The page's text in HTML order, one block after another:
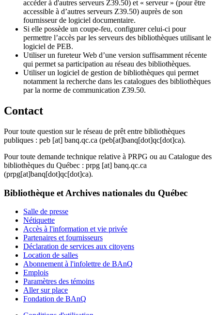
accéder à d'autres serveurs Z39.50) et « serveur » (pour être
accessible à d’autres serveurs Z39.50) auprès de son
fournisseur de logiciel documentaire.
Si elle possède un coupe-feu, configurer celui-ci pour
permettre l’accès par les serveurs des bibliothèques utilisant le
logiciel de PEB.
Utiliser un fureteur Web d’une version suffisamment récente
qui permet sa participation au réseau des bibliothèques.
Utiliser un logiciel de gestion de bibliothèques qui permet
notamment la recherche dans les catalogues des bibliothèques
par la norme de communication Z39.50.
Contact
Pour toute question sur le réseau de prêt entre bibliothèques
publiques : peb [at] banq.qc.ca (peb[at]banq[dot]qc[dot]ca).
Pour toute demande technique relative à PRPG ou au Catalogue des
bibliothèques du Québec : prpg [at] banq.qc.ca
(prpg[at]banq[dot]qc[dot]ca).
Bibliothèque et Archives nationales du Québec
Salle de presse
Nétiquette
Accès à l'information et vie privée
Partenaires et fournisseurs
Déclaration de services aux citoyens
Location de salles
Abonnement à l'infolettre de BAnQ
Emplois
Paramètres des témoins
Aller sur place
Fondation de BAnQ